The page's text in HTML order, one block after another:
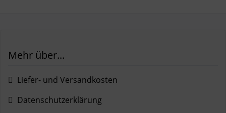
Mehr über...
Liefer- und Versandkosten
Datenschutzerklärung